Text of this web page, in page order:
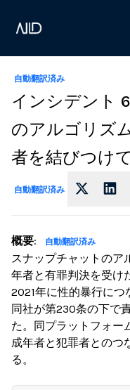
自動翻訳済み
インシデント
のアルゴリズ
者を結びつけ
自動翻訳済み
概要: 自動翻訳済み
スナップチャットのア
年者と有罪判決を受け
2021年に性的暴行に
同社が第230条の下で
た。同プラットフォー
成年者と犯罪者とのつ
る。